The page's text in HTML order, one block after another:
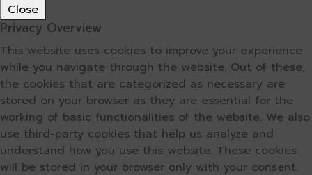
Close
Privacy Overview
This website uses cookies to improve your experience
while you navigate through the website. Out of these,
the cookies that are categorized as necessary are
stored on your browser as they are essential for the
working of basic functionalities of the website. We also
use third-party cookies that help us analyze and
understand how you use this website. These cookies
will be stored in your browser only with your consent.